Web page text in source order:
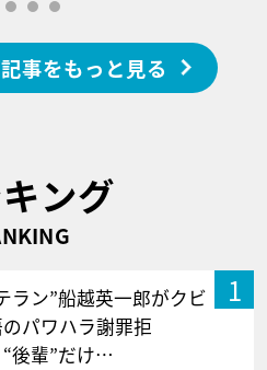
事をもっと見る
ング
1
ラン”船越英一郎がクビ
パワハラ謝罪拒
後輩”だけ…